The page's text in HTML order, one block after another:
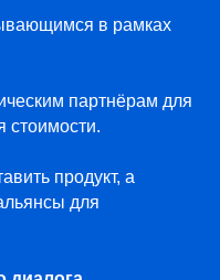
в рамках
партнёрам для
стоимости.
продукт, а
для